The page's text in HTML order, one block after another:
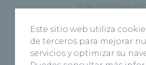
más
Este sitio web utiliza
de terceros para mejorar
servicios y optimizar su